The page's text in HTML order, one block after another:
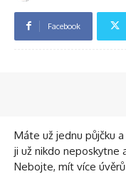
Facebook
Máte už jednu půjčku
ji už nikdo neposkytne
Nebojte, mít více